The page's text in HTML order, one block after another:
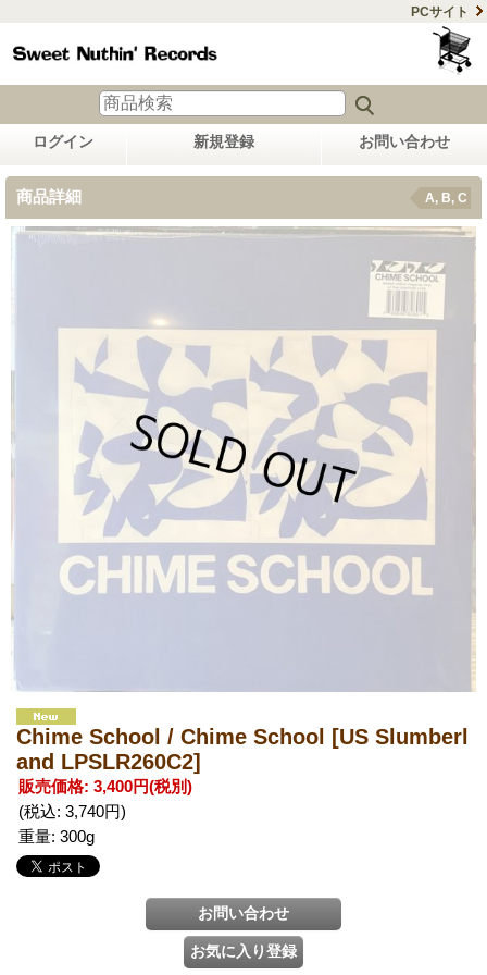
PCサイト
ログイン 新規登録 お問い合わせ
商品詳細 A, B, C
Chime School / Chime School [US Slumberl
and LPSLR260C2]
販売価格: 3,400円(税別)
(税込: 3,740円)
重量: 300g